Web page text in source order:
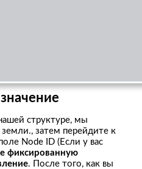
структуре, мы
затем перейдите к
Node ID (Если у вас
фиксированную
. После того, как вы